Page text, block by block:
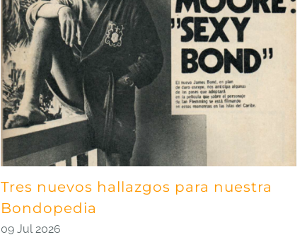
Tres nuevos hallazgos para nuestra
Bondopedia
09 Jul 2026